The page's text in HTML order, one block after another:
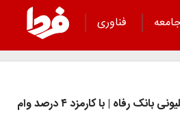
فناوری
ثبت نام وام فوری ۱۰۰ میلیونی بانک رفاه | با کارمزد ۴ درصد وام